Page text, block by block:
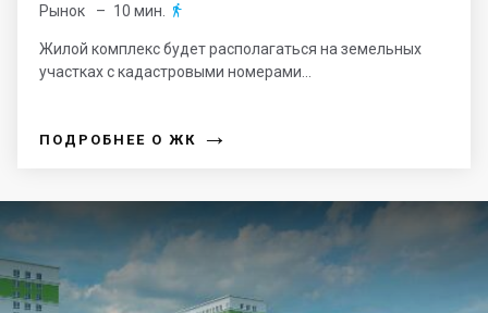
Рынок
– 10 мин. 
Жилой комплекс будет располагаться на земельных
участках с кадастровыми номерами...
ПОДРОБНЕЕ О ЖК →